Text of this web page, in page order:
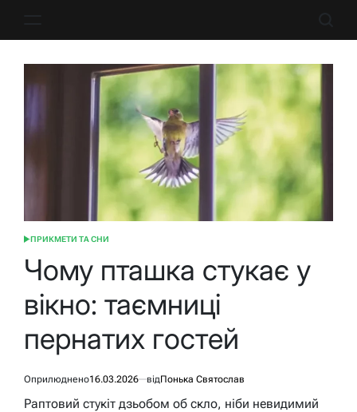
ОПУБЛІКУВАТИ
ПРИКМЕТИ ТА СНИ
Чому пташка стукає у
вікно: таємниці
пернатих гостей
Оприлюднено16.03.2026 відПонька Святослав
Раптовий стукіт дзьобом об скло, ніби невидимий